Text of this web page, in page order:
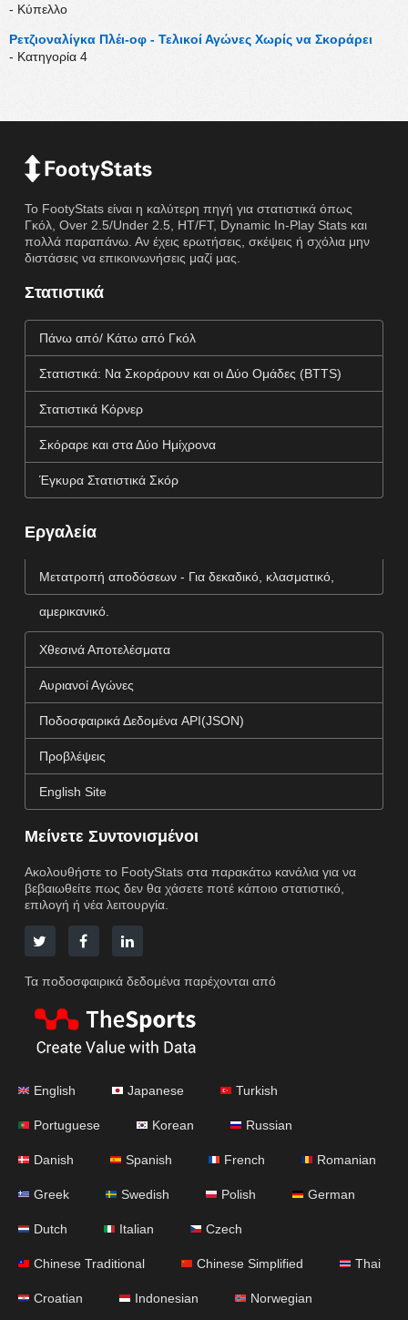
- Κύπελλο
Ρετζιοναλίγκα Πλέι-οφ - Τελικοί Αγώνες Χωρίς να Σκοράρει
- Κατηγορία 4
Το FootyStats είναι η καλύτερη πηγή για στατιστικά όπως
Γκόλ, Over 2.5/Under 2.5, HT/FT, Dynamic In-Play Stats και
πολλά παραπάνω. Αν έχεις ερωτήσεις, σκέψεις ή σχόλια μην
διστάσεις να επικοινωνήσεις μαζί μας.
Στατιστικά
Πάνω από/ Κάτω από Γκόλ
Στατιστικά: Να Σκοράρουν και οι Δύο Ομάδες (BTTS)
Στατιστικά Κόρνερ
Σκόραρε και στα Δύο Ημίχρονα
Έγκυρα Στατιστικά Σκόρ
Εργαλεία
Μετατροπή αποδόσεων - Για δεκαδικό, κλασματικό,
αμερικανικό.
Χθεσινά Αποτελέσματα
Αυριανοί Αγώνες
Ποδοσφαιρικά Δεδομένα API(JSON)
Προβλέψεις
English Site
Μείνετε Συντονισμένοι
Ακολουθήστε το FootyStats στα παρακάτω κανάλια για να
βεβαιωθείτε πως δεν θα χάσετε ποτέ κάποιο στατιστικό,
επιλογή ή νέα λειτουργία.
Τα ποδοσφαιρικά δεδομένα παρέχονται από
English Japanese Turkish
Portuguese Korean Russian
Danish Spanish French Romanian
Greek Swedish Polish German
Dutch Italian Czech
Chinese Traditional Chinese Simplified Thai
Croatian Indonesian Norwegian